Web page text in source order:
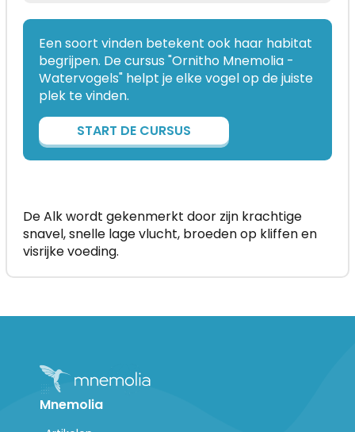
Een soort vinden betekent ook haar habitat
begrijpen. De cursus "Ornitho Mnemolia -
Watervogels" helpt je elke vogel op de juiste
plek te vinden.
START DE CURSUS
De Alk wordt gekenmerkt door zijn krachtige
snavel, snelle lage vlucht, broeden op kliffen en
visrijke voeding.
Mnemolia